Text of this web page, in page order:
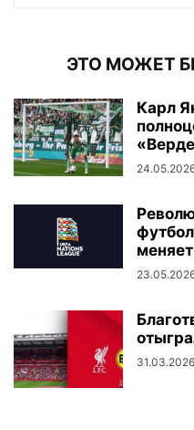
ЭТО МОЖЕТ
Карл
31.03.2026